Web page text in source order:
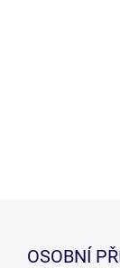
který je
lze různě
OSOBNÍ